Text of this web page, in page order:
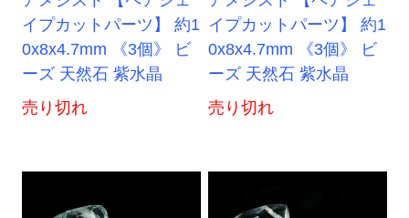
イプカットパーツ】 約1
0x8x4.7mm 《3個》 ビ
ーズ 天然石 紫水晶
売り切れ
イプカットパーツ】 約1
0x8x4.7mm 《3個》 ビ
ーズ 天然石 紫水晶
売り切れ